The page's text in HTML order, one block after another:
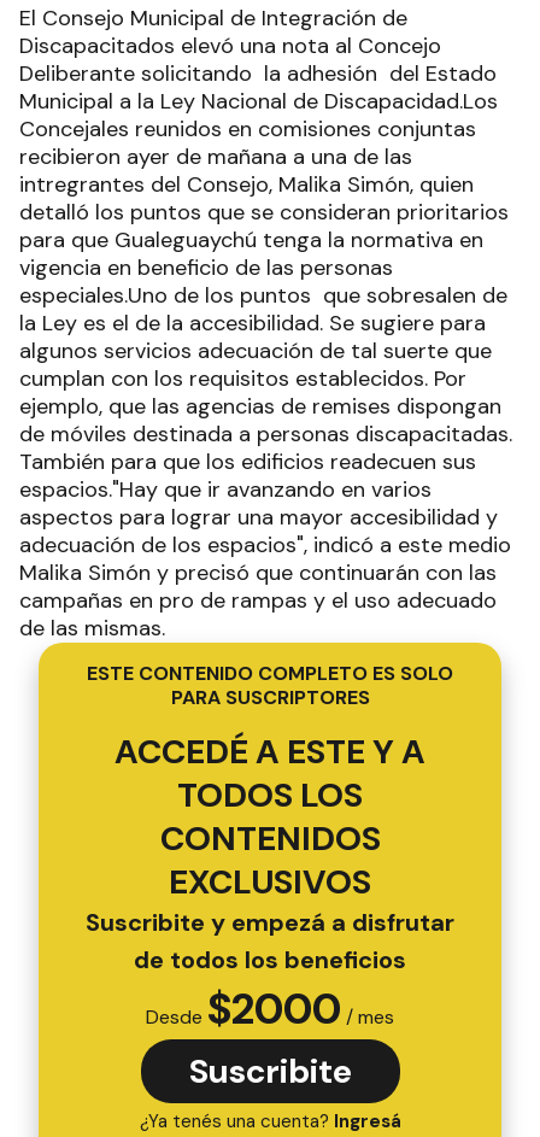
El Consejo Municipal de Integración de
Discapacitados elevó una nota al Concejo
Deliberante solicitando la adhesión del Estado
Municipal a la Ley Nacional de Discapacidad.Los
Concejales reunidos en comisiones conjuntas
recibieron ayer de mañana a una de las
intregrantes del Consejo, Malika Simón, quien
detalló los puntos que se consideran prioritarios
para que Gualeguaychú tenga la normativa en
vigencia en beneficio de las personas
especiales.Uno de los puntos que sobresalen de
la Ley es el de la accesibilidad. Se sugiere para
algunos servicios adecuación de tal suerte que
cumplan con los requisitos establecidos. Por
ejemplo, que las agencias de remises dispongan
de móviles destinada a personas discapacitadas.
También para que los edificios readecuen sus
espacios."Hay que ir avanzando en varios
aspectos para lograr una mayor accesibilidad y
adecuación de los espacios", indicó a este medio
Malika Simón y precisó que continuarán con las
campañas en pro de rampas y el uso adecuado
de las mismas.
ESTE CONTENIDO COMPLETO ES SOLO
PARA SUSCRIPTORES
ACCEDÉ A ESTE Y A
TODOS LOS
CONTENIDOS
EXCLUSIVOS
Suscribite y empezá a disfrutar
de todos los beneficios
Desde $2000 / mes
Suscribite
¿Ya tenés una cuenta? Ingresá